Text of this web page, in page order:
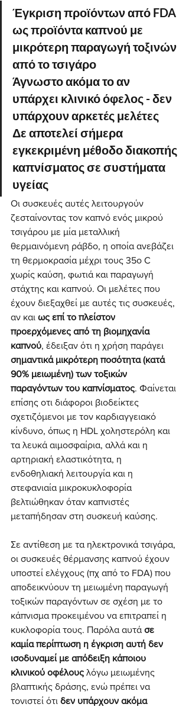
Έγκριση προϊόντων από FDA
ως προϊόντα καπνού με
μικρότερη παραγωγή τοξινών
από το τσιγάρο
Άγνωστο ακόμα το αν
υπάρχει κλινικό όφελος - δεν
υπάρχουν αρκετές μελέτες
Δε αποτελεί σήμερα
εγκεκριμένη μέθοδο διακοπής
καπνίσματος σε συστήματα
υγείας
Οι συσκευές αυτές λειτουργούν
ζεσταίνοντας τον καπνό ενός μικρού
τσιγάρου με μία μεταλλική
θερμαινόμενη ράβδο, η οποία ανεβάζει
τη θερμοκρασία μέχρι τους 35ο C
χωρίς καύση, φωτιά και παραγωγή
στάχτης και καπνού. Οι μελέτες που
έχουν διεξαχθεί με αυτές τις συσκευές,
αν και ως επί το πλείστον
προερχόμενες από τη βιομηχανία
καπνού, έδειξαν ότι η χρήση παράγει
σημαντικά μικρότερη ποσότητα (κατά
90% μειωμένη) των τοξικών
παραγόντων του καπνίσματος. Φαίνεται
επίσης οτι διάφοροι βιοδείκτες
σχετιζόμενοι με τον καρδιαγγειακό
κίνδυνο, όπως η HDL χοληστερόλη και
τα λευκά αιμοσφαίρια, αλλά και η
αρτηριακή ελαστικότητα, η
ενδοθηλιακή λειτουργία και η
στεφανιαία μικροκυκλοφορία
βελτιώθηκαν όταν καπνιστές
μεταπήδησαν στη συσκευή καύσης.
Σε αντίθεση με τα ηλεκτρονικά τσιγάρα,
οι συσκευές θέρμανσης καπνού έχουν
υποστεί ελέγχους (πχ από το FDA) που
αποδεικνύουν τη μειωμένη παραγωγή
τοξικών παραγόντων σε σχέση με το
κάπνισμα προκειμένου να επιτραπεί η
κυκλοφορία τους. Παρόλα αυτά σε
καμία περίπτωση η έγκριση αυτή δεν
ισοδυναμεί με απόδειξη κάποιου
κλινικού οφέλους λόγω μειωμένης
βλαπτικής δράσης, ενώ πρέπει να
τονιστεί ότι δεν υπάρχουν ακόμα